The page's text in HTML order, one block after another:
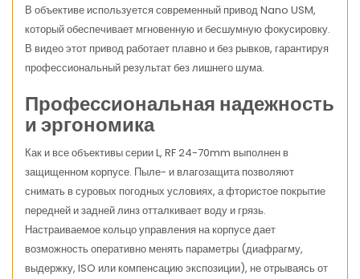
В объективе используется современный привод Nano USM,
который обеспечивает мгновенную и бесшумную фокусировку.
В видео этот привод работает плавно и без рывков, гарантируя
профессиональный результат без лишнего шума.
Профессиональная надежность
и эргономика
Как и все объективы серии L, RF 24-70mm выполнен в
защищенном корпусе. Пыле- и влагозащита позволяют
снимать в суровых погодных условиях, а фтористое покрытие
передней и задней линз отталкивает воду и грязь.
Настраиваемое кольцо управления на корпусе дает
возможность оперативно менять параметры (диафрагму,
выдержку, ISO или компенсацию экспозиции), не отрываясь от